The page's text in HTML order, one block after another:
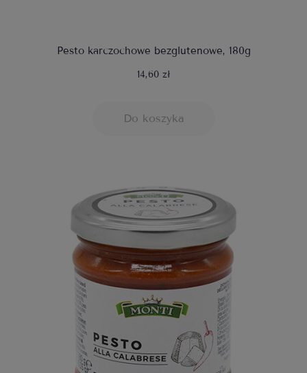
Pesto karczochowe bezglutenowe, 180g
14,60 zł
Do koszyka